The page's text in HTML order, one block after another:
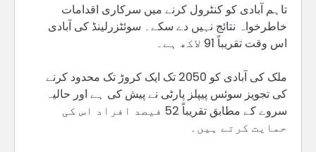
تاہم آبادی کو کنٹرول کرنے میں سرکاری اقدامات
خاطرخواہ نتائج نہیں دے سکے۔ سوئٹزرلینڈ کی آبادی
اس وقت تقریباً 91 لاکھ ہے۔
ملک کی آبادی کو 2050 تک ایک کروڑ تک محدود کرنے
کی تجویز سوئس پیپلز پارٹی نے پیش کی ہے اور حالیہ
سروے کے مطابق تقریباً 52 فیصد افراد اس کی
حمایت کرتے ہیں۔